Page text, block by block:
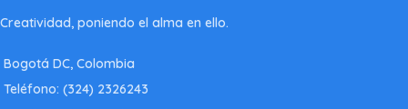
Creatividad, poniendo el alma en ello.
Bogotá DC, Colombia
Teléfono: (324) 2326243